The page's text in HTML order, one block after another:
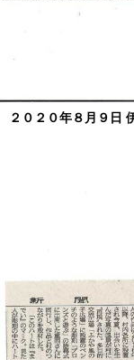
２０２０年８月９日